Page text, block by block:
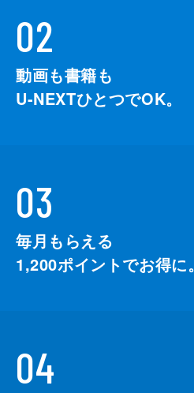
02
動画も書籍も
U-NEXTひとつでOK。
03
毎月もらえる
1,200ポイントでお得に。
04